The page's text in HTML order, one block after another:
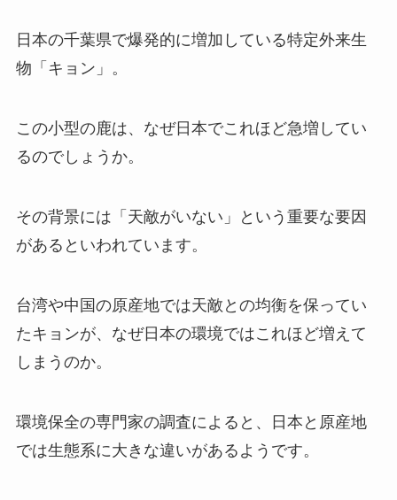
日本の千葉県で爆発的に増加している特定外来生
物「キョン」。
この小型の鹿は、なぜ日本でこれほど急増してい
るのでしょうか。
その背景には「天敵がいない」という重要な要因
があるといわれています。
台湾や中国の原産地では天敵との均衡を保ってい
たキョンが、なぜ日本の環境ではこれほど増えて
しまうのか。
環境保全の専門家の調査によると、日本と原産地
では生態系に大きな違いがあるようです。